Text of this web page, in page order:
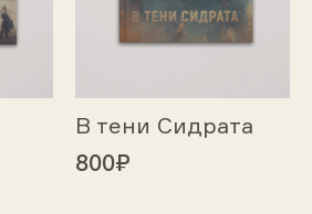
В тени Сидрата
800₽